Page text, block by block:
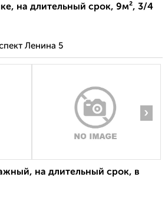
на длительный срок, 9м², 3/4
Ленина 5
›
на длительный срок, в